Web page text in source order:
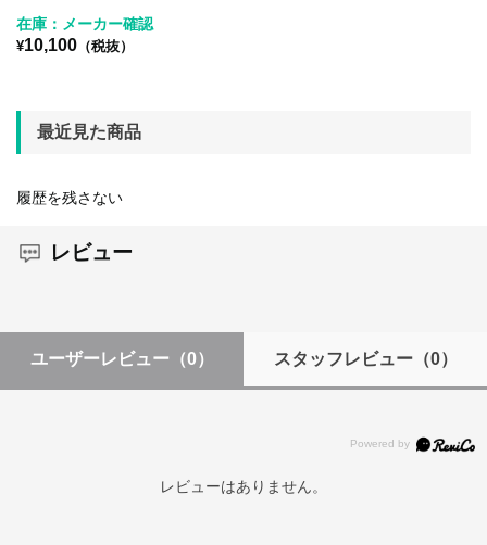
在庫：メーカー確認
¥10,100 （税抜）
最近見た商品
履歴を残さない
レビュー
ユーザーレビュー （0） スタッフレビュー（0）
レビューはありません。